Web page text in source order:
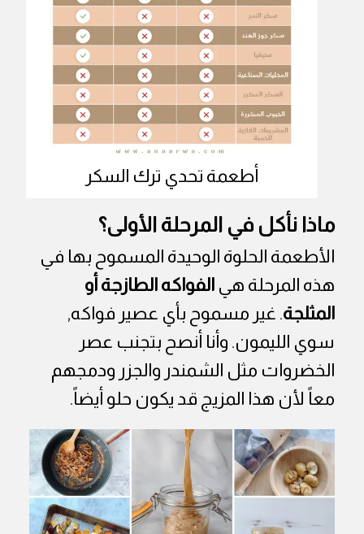
أطعمة تحدي ترك السكر
ماذا نأكل في المرحلة الأولى؟
الأطعمة الحلوة الوحيدة المسموح بها في
هذه المرحلة هي الفواكه الطازجة أو
المثلجة. غير مسموح بأي عصير فواكه,
سوي الليمون. وأنا أنصح بتجنب عصر
الخضروات مثل الشمندر والجزر ودمجهم
معاً لأن هذا المزيج قد يكون حلو أيضاً.